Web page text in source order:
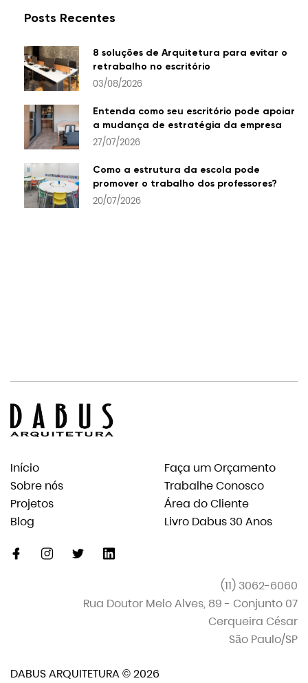
Posts Recentes
8 soluções de Arquitetura para evitar o
retrabalho no escritório
03/08/2026
Entenda como seu escritório pode apoiar
a mudança de estratégia da empresa
27/07/2026
Como a estrutura da escola pode
promover o trabalho dos professores?
20/07/2026
DABUS ARQUITETURA © 2026
Início
Sobre nós
Projetos
Blog
Faça um Orçamento
Trabalhe Conosco
Área do Cliente
Livro Dabus 30 Anos
facebookinstagramtwitterlinkedin-
(11) 3062-6060
Rua Doutor Melo Alves, 89 - Conjunto 07
Cerqueira César
São Paulo/SP